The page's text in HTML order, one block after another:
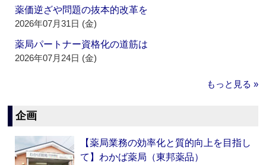
薬価逆ざや問題の抜本的改革を
2026年07月31日 (金)
薬局パートナー資格化の道筋は
2026年07月24日 (金)
もっと見る »
企画
【薬局業務の効率化と質的向上を目指し
て】わかば薬局（東邦薬品）